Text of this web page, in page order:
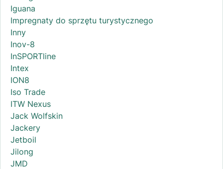
Iguana
Impregnaty do sprzętu turystycznego
Inny
Inov-8
InSPORTline
Intex
ION8
Iso Trade
ITW Nexus
Jack Wolfskin
Jackery
Jetboil
Jilong
JMD